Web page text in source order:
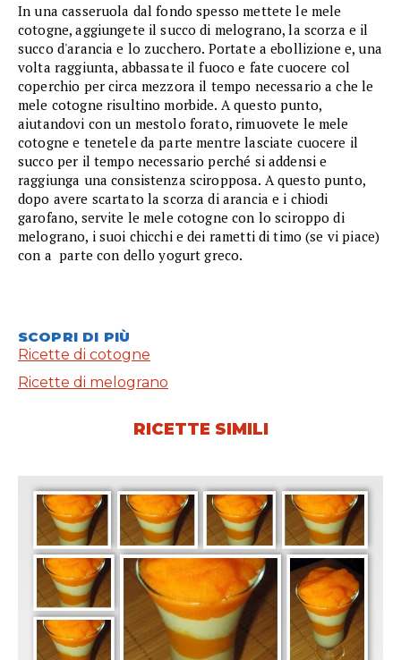
In una casseruola dal fondo spesso mettete le mele
cotogne, aggiungete il succo di melograno, la scorza e il
succo d'arancia e lo zucchero. Portate a ebollizione e, una
volta raggiunta, abbassate il fuoco e fate cuocere col
coperchio per circa mezzora il tempo necessario a che le
mele cotogne risultino morbide. A questo punto,
aiutandovi con un mestolo forato, rimuovete le mele
cotogne e tenetele da parte mentre lasciate cuocere il
succo per il tempo necessario perché si addensi e
raggiunga una consistenza sciropposa. A questo punto,
dopo avere scartato la scorza di arancia e i chiodi
garofano, servite le mele cotogne con lo sciroppo di
melograno, i suoi chicchi e dei rametti di timo (se vi piace)
con a parte con dello yogurt greco.
SCOPRI DI PIÙ
Ricette di cotogne
Ricette di melograno
RICETTE SIMILI